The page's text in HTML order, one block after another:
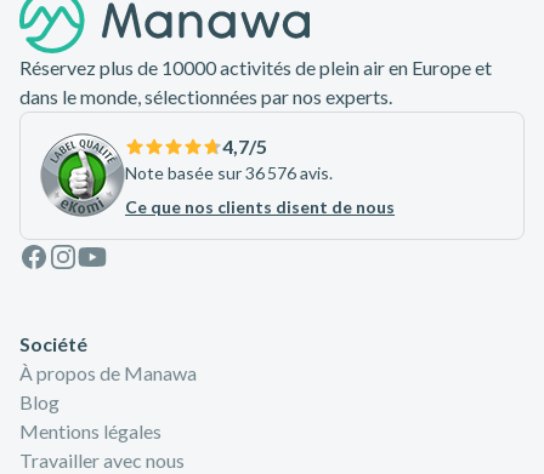
Réservez plus de 10000 activités de plein air en Europe et
dans le monde, sélectionnées par nos experts.
4,7/5
Note basée sur 36 576 avis.
Ce que nos clients disent de nous
Facebook
Instagram
Youtube
Société
À propos de Manawa
Blog
Mentions légales
Travailler avec nous